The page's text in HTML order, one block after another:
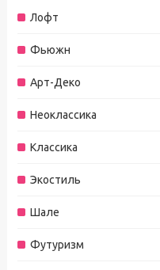
Лофт
Фьюжн
Арт-Деко
Неоклассика
Классика
Экостиль
Шале
Футуризм